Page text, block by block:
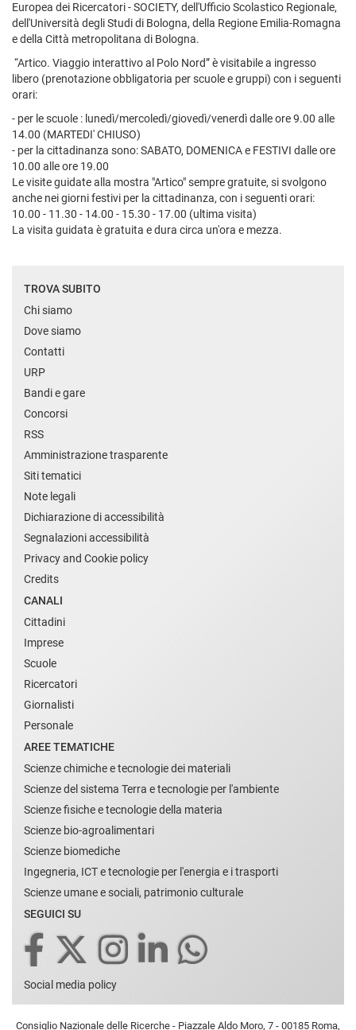
Europea dei Ricercatori - SOCIETY, dell'Ufficio Scolastico Regionale,
dell'Università degli Studi di Bologna, della Regione Emilia-Romagna
e della Città metropolitana di Bologna.
“Artico. Viaggio interattivo al Polo Nord” è visitabile a ingresso
libero (prenotazione obbligatoria per scuole e gruppi) con i seguenti
orari:
- per le scuole : lunedì/mercoledì/giovedì/venerdì dalle ore 9.00 alle
14.00 (MARTEDI' CHIUSO)
- per la cittadinanza sono: SABATO, DOMENICA e FESTIVI dalle ore
10.00 alle ore 19.00
Le visite guidate alla mostra "Artico" sempre gratuite, si svolgono
anche nei giorni festivi per la cittadinanza, con i seguenti orari:
10.00 - 11.30 - 14.00 - 15.30 - 17.00 (ultima visita)
La visita guidata è gratuita e dura circa un'ora e mezza.
TROVA SUBITO
Chi siamo
Dove siamo
Contatti
URP
Bandi e gare
Concorsi
RSS
Amministrazione trasparente
Siti tematici
Note legali
Dichiarazione di accessibilità
Segnalazioni accessibilità
Privacy and Cookie policy
Credits
CANALI
Cittadini
Imprese
Scuole
Ricercatori
Giornalisti
Personale
AREE TEMATICHE
Scienze chimiche e tecnologie dei materiali
Scienze del sistema Terra e tecnologie per l'ambiente
Scienze fisiche e tecnologie della materia
Scienze bio-agroalimentari
Scienze biomediche
Ingegneria, ICT e tecnologie per l'energia e i trasporti
Scienze umane e sociali, patrimonio culturale
SEGUICI SU
Social media policy
Consiglio Nazionale delle Ricerche - Piazzale Aldo Moro, 7 - 00185 Roma,